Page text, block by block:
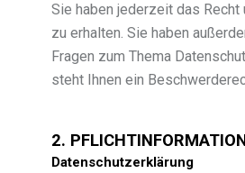
Sie haben jederzeit das
zu erhalten. Sie haben
Fragen zum Thema
steht Ihnen ein
2.
Datenschutzerklärung